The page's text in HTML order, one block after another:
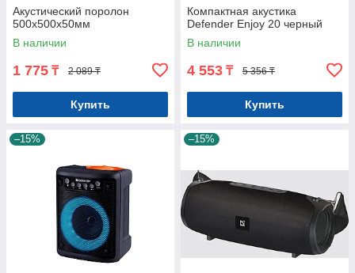
Акустический поролон
500x500x50мм
В наличии
1 775 ₸ 2 089 ₸
Купить
Компактная акустика
Defender Enjoy 20 черный
В наличии
4 553 ₸ 5 356 ₸
Купить
–15% –15%